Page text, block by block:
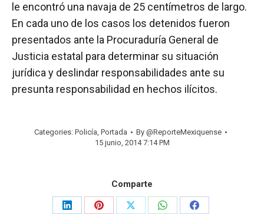
le encontró una navaja de 25 centímetros de largo.
En cada uno de los casos los detenidos fueron
presentados ante la Procuraduría General de
Justicia estatal para determinar su situación
jurídica y deslindar responsabilidades ante su
presunta responsabilidad en hechos ilícitos.
Categories: Policía, Portada By @ReporteMexiquense
15 junio, 2014 7:14 PM
Comparte